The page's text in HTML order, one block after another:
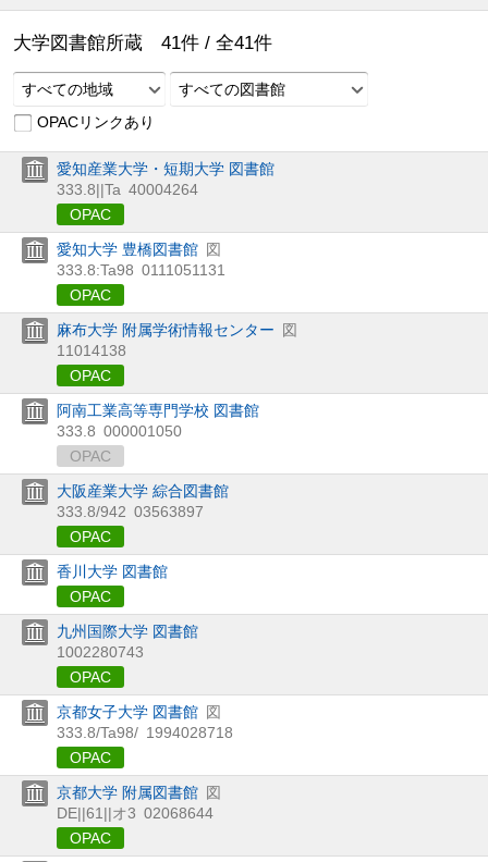
大学図書館所蔵 41件 / 全41件
すべての地域
すべての図書館
OPACリンクあり
愛知産業大学・短期大学 図書館
333.8||Ta 40004264
OPAC
愛知大学 豊橋図書館 図
333.8:Ta98 0111051131
OPAC
麻布大学 附属学術情報センター 図
11014138
OPAC
阿南工業高等専門学校 図書館
333.8 000001050
OPAC
大阪産業大学 綜合図書館
333.8/942 03563897
OPAC
香川大学 図書館
OPAC
九州国際大学 図書館
1002280743
OPAC
京都女子大学 図書館 図
333.8/Ta98/ 1994028718
OPAC
京都大学 附属図書館 図
DE||61||オ3 02068644
OPAC